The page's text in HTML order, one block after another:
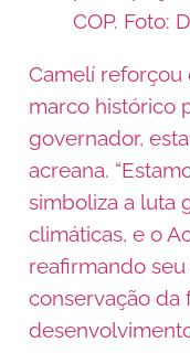
COP. Foto:
Camelí reforçou
marco histórico
governador,
acreana.
simboliza a luta
climáticas, e o
reafirmando
conservação da